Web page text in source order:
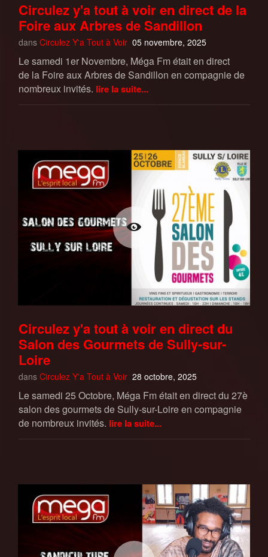
Circulez y'a tout à voir en direct de la
Foire aux Arbres de Sandillon
dans Circulez Y'a Tout à Voir 05 novembre, 2025
Le samedi 1er Novembre, Méga Fm était en direct
de la Foire aux Arbres de Sandillon en compagnie de
nombreux invités. lire la suite...
Circulez y'a tout à voir en direct du
Salon des Gourmets de Sully-sur-
Loire
dans Circulez Y'a Tout à Voir 28 octobre, 2025
Le samedi 25 Octobre, Méga Fm était en direct du 27è
salon des gourmets de Sully-sur-Loire en compagnie
de nombreux invités. lire la suite...